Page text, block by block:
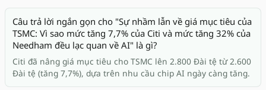
Câu trả lời ngắn gọn cho "Sự nhầm lẫn về giá mục tiêu của
TSMC: Vì sao mức tăng 7,7% của Citi và mức tăng 32% của
Needham đều lạc quan về AI" là gì?
Citi đã nâng giá mục tiêu cho TSMC lên 2.800 Đài tệ từ 2.600
Đài tệ (tăng 7,7%), dựa trên nhu cầu chip AI ngày càng tăng.